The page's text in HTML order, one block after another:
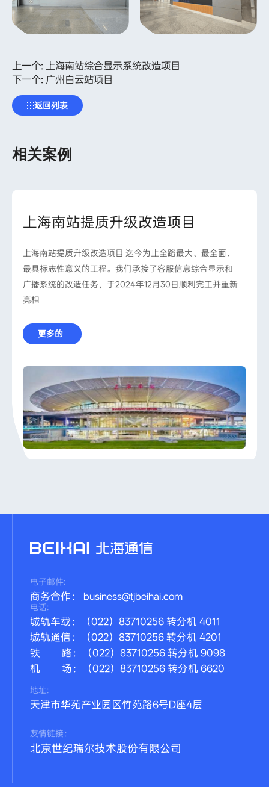
上一个: 上海南站综合显示系统改造项目
下一个: 广州白云站项目
返回列表
相关案例
上海南站提质升级改造项目
上海南站提质升级改造项目 迄今为止全路最大、最全面、
最具标志性意义的工程。我们承接了客服信息综合显示和
广播系统的改造任务，于2024年12月30日顺利完工并重新
亮相
更多的
电子邮件:
商务合作： business@tjbeihai.com
电话:
城轨车载：（022）83710256 转分机 4011
城轨通信：（022）83710256 转分机 4201
铁 路：（022）83710256 转分机 9098
机 场：（022）83710256 转分机 6620
地址:
天津市华苑产业园区竹苑路6号D座4层
友情链接：
北京世纪瑞尔技术股份有限公司